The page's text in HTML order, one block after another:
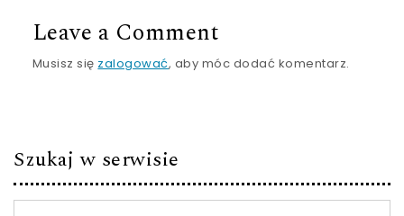
Leave a Comment
Musisz się zalogować, aby móc dodać komentarz.
Szukaj w serwisie